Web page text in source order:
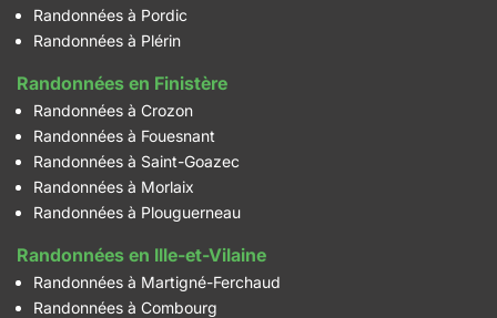
Randonnées à Pordic
Randonnées à Plérin
Randonnées en Finistère
Randonnées à Crozon
Randonnées à Fouesnant
Randonnées à Saint-Goazec
Randonnées à Morlaix
Randonnées à Plouguerneau
Randonnées en Ille-et-Vilaine
Randonnées à Martigné-Ferchaud
Randonnées à Combourg